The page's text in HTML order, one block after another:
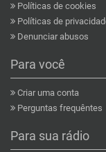
Políticas de cookies
Políticas de
Denunciar abusos
Para você
Criar uma conta
Perguntas frequêntes
Para sua rádio